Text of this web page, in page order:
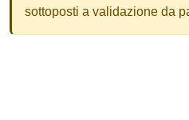
sottoposti a validazione da